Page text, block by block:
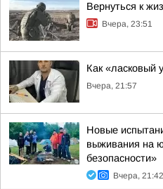
Вернуться к
Вчера, 23:51
Как «ласковый
Вчера, 21:57
Новые
выживания на
безопасности»
Вчера, 21:42